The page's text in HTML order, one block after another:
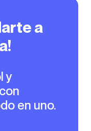
en uno.